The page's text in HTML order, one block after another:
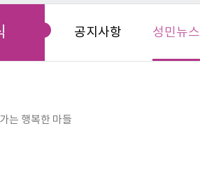
공지사항 성민뉴스
는 행복한 마들